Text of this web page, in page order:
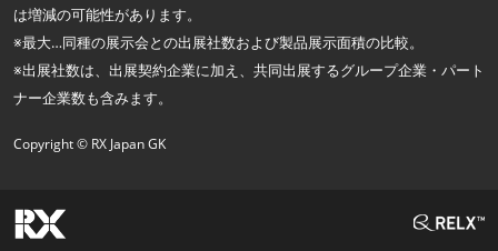
は増減の可能性があります。
※最大…同種の展示会との出展社数および製品展示面積の比較。
※出展社数は、出展契約企業に加え、共同出展するグループ企業・パート
ナー企業数も含みます。
Copyright © RX Japan GK